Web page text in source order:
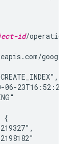
id/operations/
06-
{